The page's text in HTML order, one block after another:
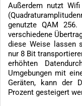
Außerdem nutzt
genutzte QAM
verschiedene
diese Weise lassen
nur 8 Bit
erhöhten
Umgebungen mit
Geräten, kann der
Prozent gesteigert